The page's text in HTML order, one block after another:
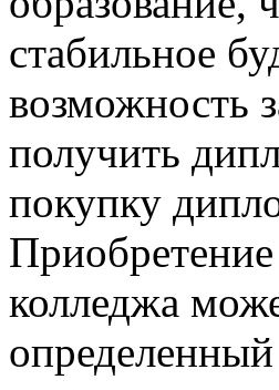
стабильное
возможность
получить
покупку
колледжа